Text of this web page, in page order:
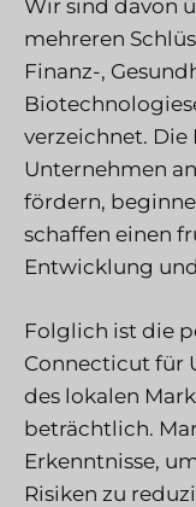
Wir sind davon
mehreren
Finanz-,
verzeichnet. Die
Unternehmen
fördern,
schaffen einen
Entwicklung
Folglich ist die
Connecticut für
des lokalen
beträchtlich.
Erkenntnisse,
Risiken zu